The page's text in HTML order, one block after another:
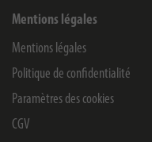
Mentions légales
Mentions légales
Politique de confidentialité
Paramètres des cookies
CGV